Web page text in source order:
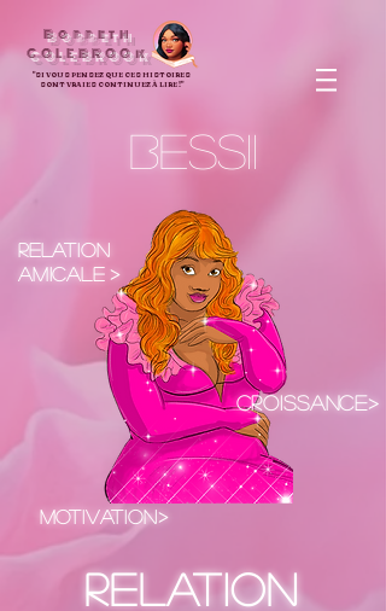
Bobbeth
COLEBROOk
"SI VOUS PENSEZ QUE CES HISTOIRES
SONT VRAIES CONTINUEZ À LIRE !"
BESSII
Relation
amicale >
Croissance>
Motivation>
Relation